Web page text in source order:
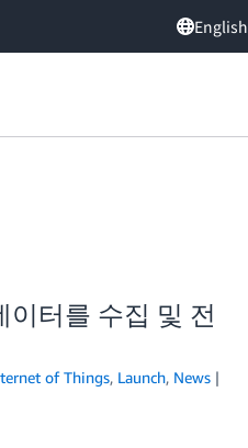
English
터를 수집 및 전
of Things, Launch, News